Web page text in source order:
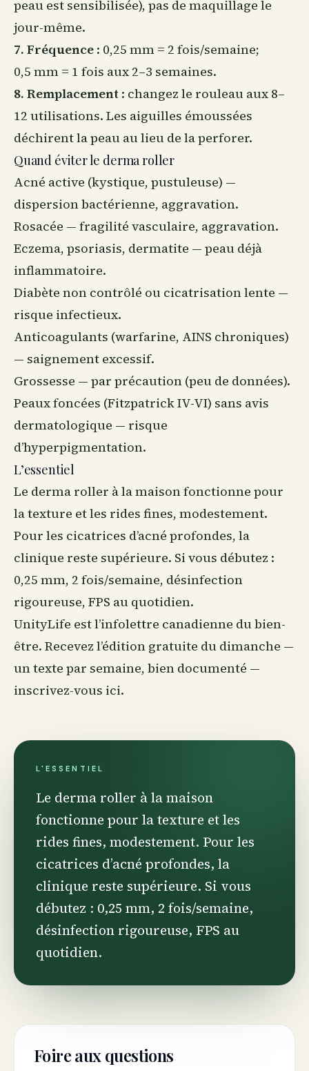
peau est sensibilisée), pas de maquillage le
jour-même.
7. Fréquence : 0,25 mm = 2 fois/semaine;
0,5 mm = 1 fois aux 2–3 semaines.
8. Remplacement : changez le rouleau aux 8–
12 utilisations. Les aiguilles émoussées
déchirent la peau au lieu de la perforer.
Quand éviter le derma roller
Acné active (kystique, pustuleuse) —
dispersion bactérienne, aggravation.
Rosacée — fragilité vasculaire, aggravation.
Eczema, psoriasis, dermatite — peau déjà
inflammatoire.
Diabète non contrôlé ou cicatrisation lente —
risque infectieux.
Anticoagulants (warfarine, AINS chroniques)
— saignement excessif.
Grossesse — par précaution (peu de données).
Peaux foncées (Fitzpatrick IV-VI) sans avis
dermatologique — risque
d’hyperpigmentation.
L’essentiel
Le derma roller à la maison fonctionne pour
la texture et les rides fines, modestement.
Pour les cicatrices d’acné profondes, la
clinique reste supérieure. Si vous débutez :
0,25 mm, 2 fois/semaine, désinfection
rigoureuse, FPS au quotidien.
UnityLife est l’infolettre canadienne du bien-
être. Recevez l’édition gratuite du dimanche —
un texte par semaine, bien documenté —
inscrivez-vous ici.
L'ESSENTIEL
Le derma roller à la maison
fonctionne pour la texture et les
rides fines, modestement. Pour les
cicatrices d’acné profondes, la
clinique reste supérieure. Si vous
débutez : 0,25 mm, 2 fois/semaine,
désinfection rigoureuse, FPS au
quotidien.
Foire aux questions